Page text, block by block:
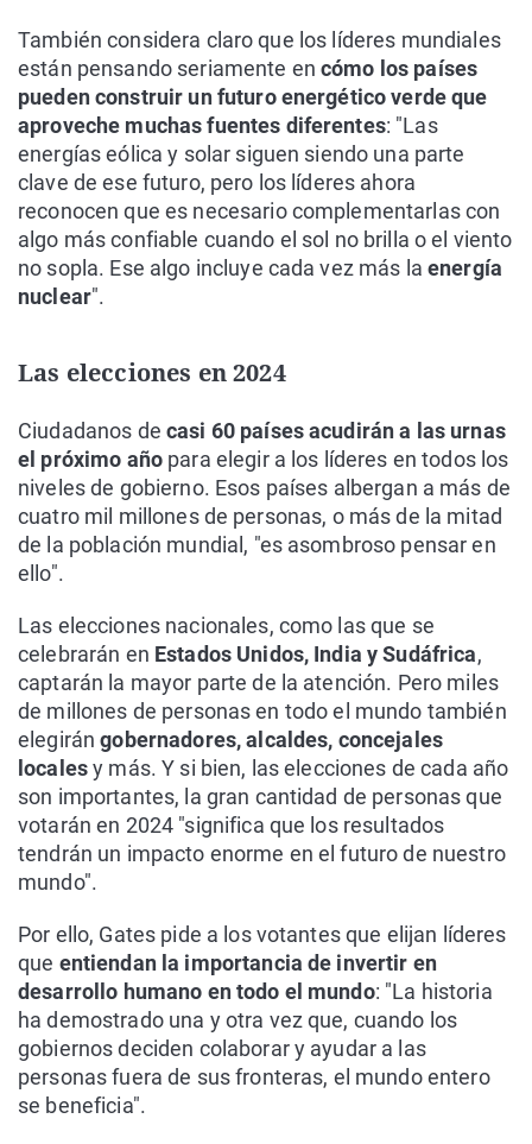
También considera claro que los líderes mundiales
están pensando seriamente encómo los países
pueden construir un futuro energético verde que
aproveche muchas fuentes diferentes: "Las
energías eólica y solar siguen siendo una parte
clave de ese futuro, pero los líderes ahora
reconocen que es necesario complementarlas con
algo más confiable cuando el sol no brilla o el viento
no sopla. Ese algo incluye cada vez más laenergía
nuclear".
Las elecciones en 2024
Ciudadanos de casi 60 países acudirán a las urnas
el próximo año para elegir a los líderes en todos los
niveles de gobierno. Esos países albergan a más de
cuatro mil millones de personas, o más de la mitad
de la población mundial, "es asombroso pensar en
ello".
Las elecciones nacionales, como las que se
celebrarán en Estados Unidos, India y Sudáfrica,
captarán la mayor parte de la atención. Pero miles
de millones de personas en todo el mundo también
elegirángobernadores, alcaldes, concejales
localesy más. Y si bien, las elecciones de cada año
son importantes, la gran cantidad de personas que
votarán en 2024 "significa que los resultados
tendrán un impacto enorme en el futuro de nuestro
mundo".
Por ello, Gates pide a los votantes que elijan líderes
que entiendan la importancia de invertir en
desarrollo humano en todo el mundo: "La historia
ha demostrado una y otra vez que, cuando los
gobiernos deciden colaborar y ayudar a las
personas fuera de sus fronteras, el mundo entero
se beneficia".